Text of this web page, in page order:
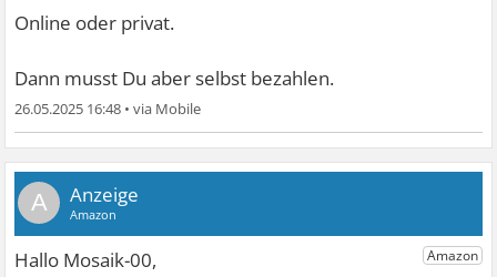
Online oder privat.
Dann musst Du aber selbst bezahlen.
26.05.2025 16:48 •
A